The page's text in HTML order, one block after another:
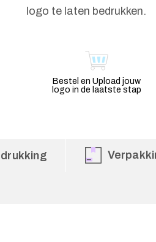
logo te laten bedrukken.
Bestel en Upload jouw
logo in de laatste stap